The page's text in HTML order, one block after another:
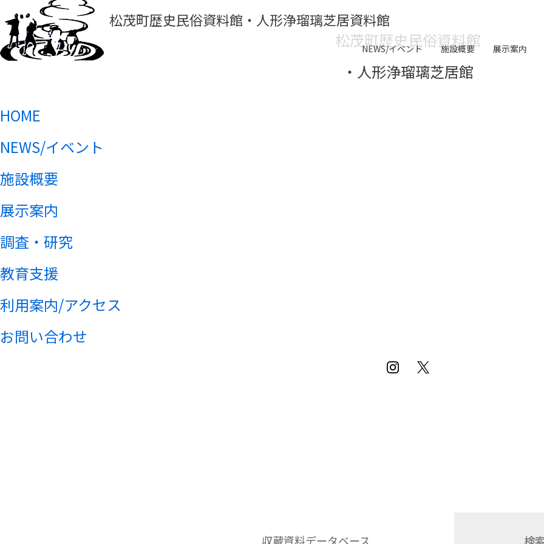
松茂町歴史民俗資料館・人形浄瑠璃芝居資料館
NEWS/イベント 施設概要 展示案内
松茂町歴史民俗資料館
・人形浄瑠璃芝居館
HOME
NEWS/イベント
施設概要
展示案内
調査・研究
教育支援
利用案内/アクセス
お問い合わせ
収蔵資料データベース 検